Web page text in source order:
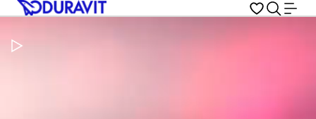
Metti in pausa il video